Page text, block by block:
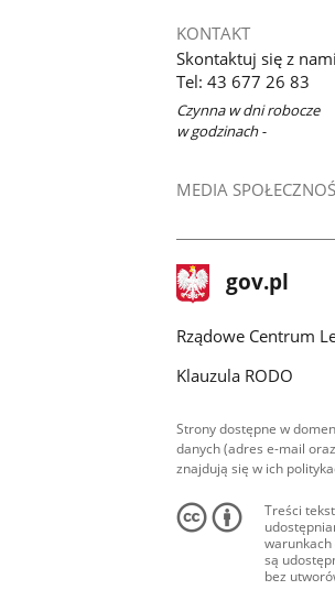
KONTAKT
Skontaktuj się z nami
Tel: 43 677 26 83
Czynna w dni robocze
w godzinach -
MEDIA
stopka
gov.pl Strona
gov.pl
Rządowe Centrum
Klauzula RODO
Strony dostępne w
danych (adres e-mail
znajdują się w ich
Treści
warunkach
są
bez